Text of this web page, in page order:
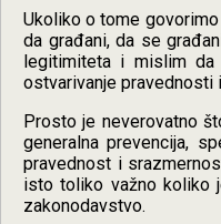
Ukoliko o tome
da građani, da se
legitimiteta i mislim da
ostvarivanje pravednosti
Prosto je neverovatno
generalna prevencija,
pravednost i
isto toliko važno koliko
zakonodavstvo.